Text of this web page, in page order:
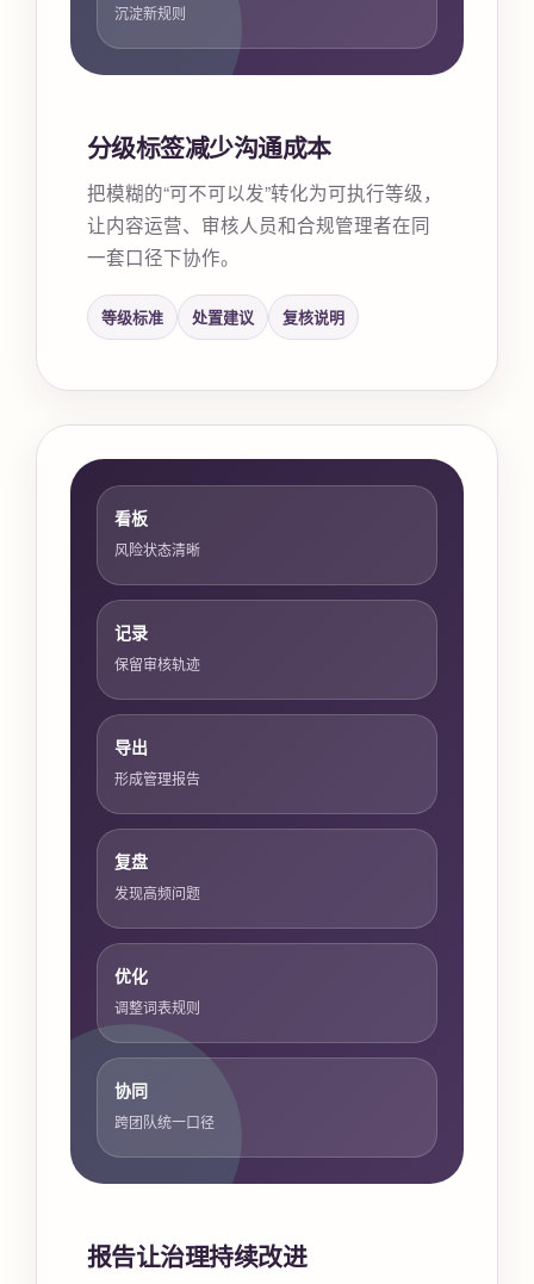
沉淀新规则
分级标签减少沟通成本
把模糊的“可不可以发”转化为可执行等级，
让内容运营、审核人员和合规管理者在同
一套口径下协作。
等级标准 处置建议 复核说明
看板
风险状态清晰
记录
保留审核轨迹
导出
形成管理报告
复盘
发现高频问题
优化
调整词表规则
协同
跨团队统一口径
报告让治理持续改进